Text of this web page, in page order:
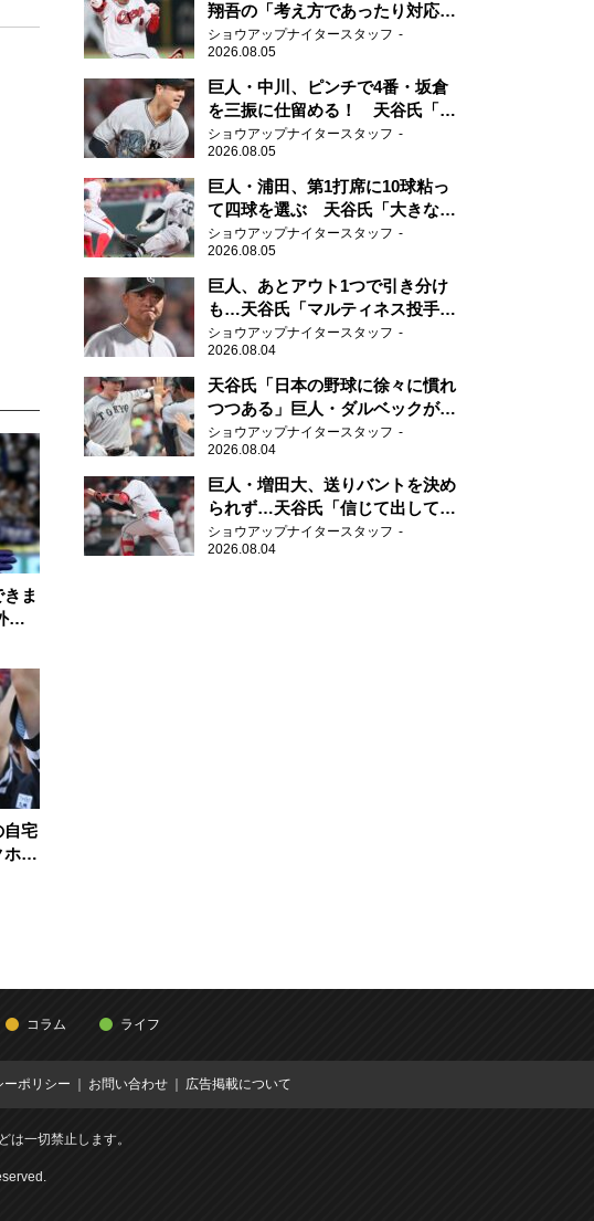
ま
野
自宅
ー
ー
翔吾の「考え方であったり対応力
を勉強して」
ショウアップナイタースタッフ
2026.08.05
巨人・中川、ピンチで4番・坂倉
を三振に仕留める！ 天谷氏「投
げミスなく追い込んだ。そこに尽
きる」
ショウアップナイタースタッフ
2026.08.05
巨人・浦田、第1打席に10球粘っ
て四球を選ぶ 天谷氏「大きなダ
メージを与えることができた四
球」
ショウアップナイタースタッフ
2026.08.05
巨人、あとアウト1つで引き分け
も…天谷氏「マルティネス投手で
打たれたら仕方がない」
ショウアップナイタースタッフ
2026.08.04
天谷氏「日本の野球に徐々に慣れ
つつある」巨人・ダルベックが豪
快な一発
ショウアップナイタースタッフ
2026.08.04
巨人・増田大、送りバントを決め
られず…天谷氏「信じて出してい
るわけですから」
ショウアップナイタースタッフ
2026.08.04
コラム ライフ
ーポリシー お問い合わせ 広告掲載について
は一切禁止します。